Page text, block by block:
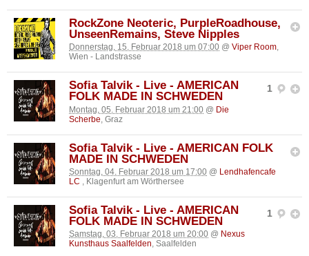
RockZone Neoteric, PurpleRoadhouse,
UnseenRemains, Steve Nipples
Donnerstag, 15. Februar 2018 um 07:00 @ Viper Room,
Wien - Landstrasse
1
Sofia Talvik - Live - AMERICAN
FOLK MADE IN SCHWEDEN
Montag, 05. Februar 2018 um 21:00 @ Die
Scherbe , Graz
Sofia Talvik - Live - AMERICAN FOLK
MADE IN SCHWEDEN
Sonntag, 04. Februar 2018 um 17:00 @ Lendhafencafe
LC , Klagenfurt am Wörthersee
1
Sofia Talvik - Live - AMERICAN
FOLK MADE IN SCHWEDEN
Samstag, 03. Februar 2018 um 20:00 @ Nexus
Kunsthaus Saalfelden, Saalfelden